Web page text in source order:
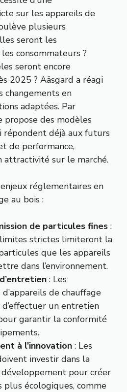
sur les appareils de
plusieurs
seront les
consommateurs ?
seront encore
2025 ? Aäsgard a réagi
changements en
adaptées. Par
propose des modèles
répondent déjà aux futurs
de performance,
attractivité sur le marché.
réglementaires en
au bois :
de particules fines :
strictes limiteront la
que les appareils
dans l’environnement.
: Les
de chauffage
un entretien
garantir la conformité
à l’innovation : Les
investir dans la
pour créer
plus écologiques, comme